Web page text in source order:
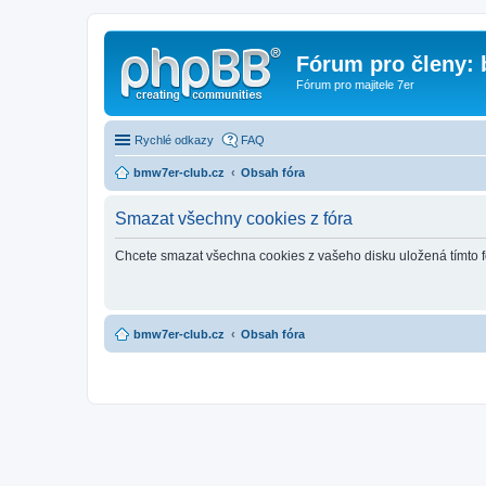
Fórum pro členy:
Fórum pro majitele 7er
Rychlé odkazy FAQ
bmw7er-club.cz Obsah fóra
Smazat všechny cookies z fóra
Chcete smazat všechna cookies z vašeho disku uložená tímto
bmw7er-club.cz Obsah fóra